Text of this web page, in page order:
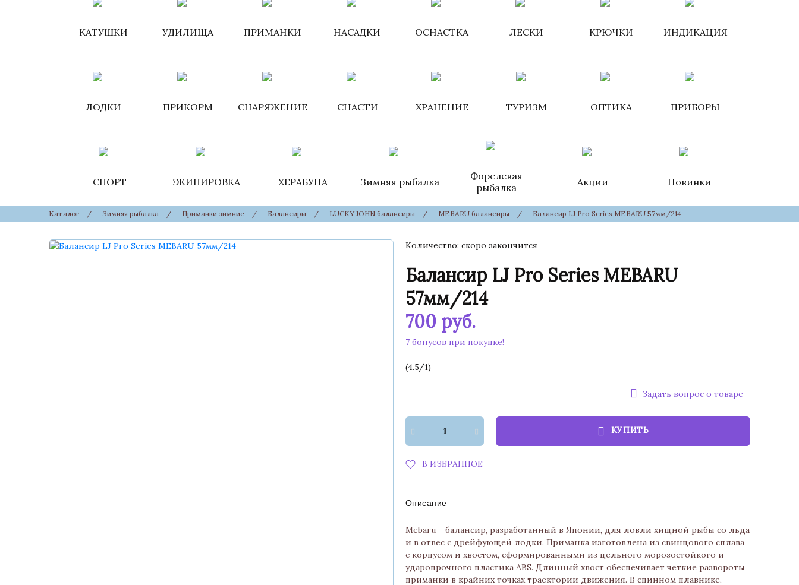
КАТУШКИ УДИЛИЩА ПРИМАНКИ НАСАДКИ ОСНАСТКА ЛЕСКИ КРЮЧКИ ИНДИКАЦИЯ
ЛОДКИ ПРИКОРМ СНАРЯЖЕНИЕ СНАСТИ ХРАНЕНИЕ ТУРИЗМ ОПТИКА ПРИБОРЫ
СПОРТ ЭКИПИРОВКА ХЕРАБУНА Зимняя рыбалка
Форелевая
рыбалка
Акции Новинки
Каталог / Зимняя рыбалка / Приманки зимние / Балансиры / LUCKY JOHN балансиры / MEBARU балансиры / Балансир LJ Pro Series MEBARU 57мм/214
Количество скоро закончится
Балансир LJ Pro Series MEBARU
57мм/214
700 руб.
7 бонусов при покупке!
(4.5/1)
Задать вопрос о товаре
КУПИТЬ
В ИЗБРАННОЕ
Описание
Mebaru – балансир, разработанный в Японии, для ловли хищной рыбы со льда
и в отвес с дрейфующей лодки. Приманка изготовлена из свинцового сплава
с корпусом и хвостом, сформированными из цельного морозостойкого и
ударопрочного пластика ABS. Длинный хвост обеспечивает четкие развороты
приманки в крайних точках траектории движения. В спинном плавнике,